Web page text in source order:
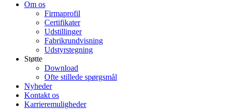
Om os
Firmaprofil
Certifikater
Udstillinger
Fabrikrundvisning
Udstyrstegning
Støtte
Download
Ofte stillede spørgsmål
Nyheder
Kontakt os
Karrieremuligheder